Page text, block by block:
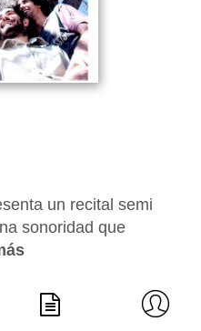
un recital semi
sonoridad que